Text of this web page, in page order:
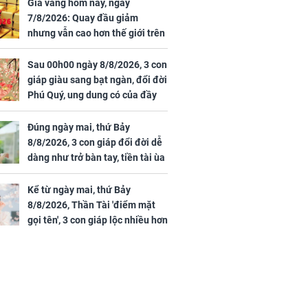
phẩm làm đẹp từ tế
bào gốc người
này, cơ thể
4 lợi ích
Giá vàng hôm nay, ngày
7/8/2026: Quay đầu giảm
nhưng vẫn cao hơn thế giới trên
7 triệu đồng
Sau 00h00 ngày 8/8/2026, 3 con
giáp giàu sang bạt ngàn, đổi đời
Phú Quý, ung dung có của đầy
nhà, ngày càng hưng thịnh sung
túc
Đúng ngày mai, thứ Bảy
8/8/2026, 3 con giáp đổi đời dễ
dàng như trở bàn tay, tiền tài ùa
tới, ngồi không lộc cũng đến,
phú quý theo tới già
Kể từ ngày mai, thứ Bảy
8/8/2026, Thần Tài 'điểm mặt
gọi tên', 3 con giáp lộc nhiều hơn